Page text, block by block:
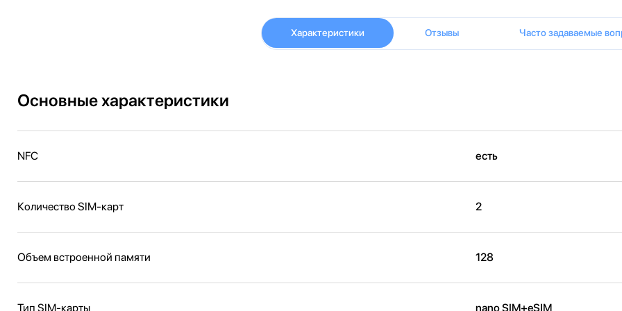
Характеристики Отзывы Часто задаваемые
Основные характеристики
NFC есть
Количество SIM-карт 2
Объем встроенной памяти 128
Тип SIM-карты nano SIM+eSIM